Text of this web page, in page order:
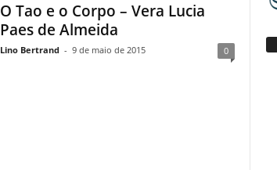
O Tao e o Corpo – Vera Lucia
Paes de Almeida
Lino Bertrand - 9 de maio de 2015 0